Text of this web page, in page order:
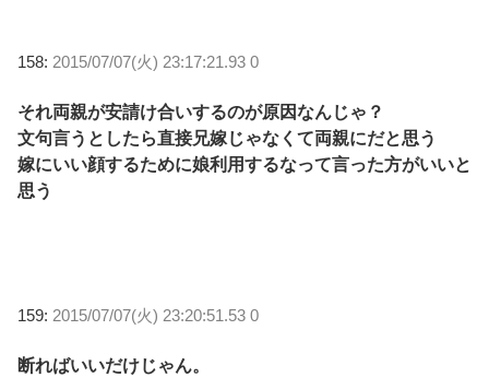
158: 2015/07/07(火) 23:17:21.93 0
それ両親が安請け合いするのが原因なんじゃ？
文句言うとしたら直接兄嫁じゃなくて両親にだと思う
嫁にいい顔するために娘利用するなって言った方がいいと
思う
159: 2015/07/07(火) 23:20:51.53 0
断ればいいだけじゃん。